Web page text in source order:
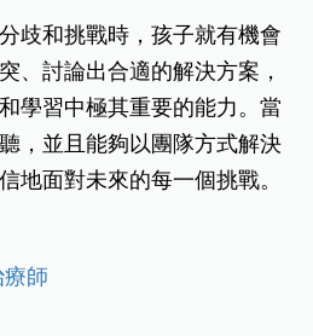
歧和挑戰時，孩子就有機會
、討論出合適的解決方案，
學習中極其重要的能力。當
，並且能夠以團隊方式解決
地面對未來的每一個挑戰。
師